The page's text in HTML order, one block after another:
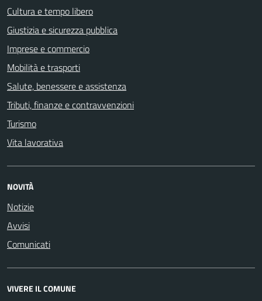
Cultura e tempo libero
Giustizia e sicurezza pubblica
Imprese e commercio
Mobilità e trasporti
Salute, benessere e assistenza
Tributi, finanze e contravvenzioni
Turismo
Vita lavorativa
NOVITÀ
Notizie
Avvisi
Comunicati
VIVERE IL COMUNE